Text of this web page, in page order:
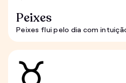
Peixes
Peixes flui pelo dia com